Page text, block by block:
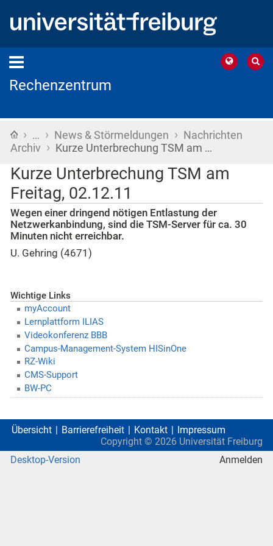
Rechenzentrum
Startseite
› … › News & Störmeldungen › Nachrichten
Archiv › Kurze Unterbrechung TSM am …
Kurze Unterbrechung TSM am
Freitag, 02.12.11
Wegen einer dringend nötigen Entlastung der
Netzwerkanbindung, sind die TSM-Server für ca. 30
Minuten nicht erreichbar.
U. Gehring (4671)
Wichtige Links
myAccount
Lernplattform ILIAS
Videokonferenz BBB
Campus-Management-System HISinOne
RZ-Wiki
CMS-Support
BW-PC
Übersicht Barrierefreiheit Kontakt
Impressum
Copyright © 2026 Universität Freiburg
Desktop-Version
Anmelden